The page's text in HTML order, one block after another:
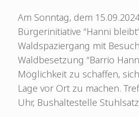
Am Sonntag, dem
Bürgerinitiative “Hanni
Waldspaziergang mit
Waldbesetzung “Barrio
Möglichkeit zu schaffen,
Lage vor Ort zu machen.
Uhr, Bushaltestelle